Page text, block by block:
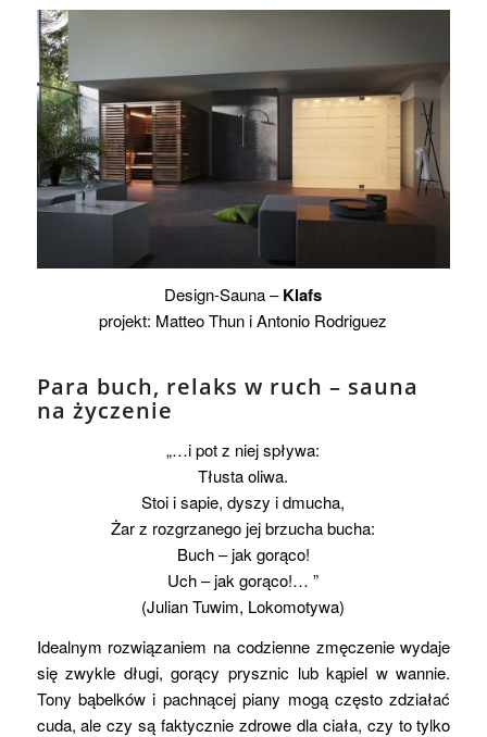
Design-Sauna –Klafs
projekt: Matteo Thun i Antonio Rodriguez
Para buch, relaks w ruch – sauna
na życzenie
„…i pot z niej spływa:
Tłusta oliwa.
Stoi i sapie, dyszy i dmucha,
Żar z rozgrzanego jej brzucha bucha:
Buch – jak gorąco!
Uch – jak gorąco!… ”
(Julian Tuwim, Lokomotywa)
Idealnym rozwiązaniem na codzienne zmęczenie wydaje
się zwykle długi, gorący prysznic lub kąpiel w wannie.
Tony bąbelków i pachnącej piany mogą często zdziałać
cuda, ale czy są faktycznie zdrowe dla ciała, czy to tylko